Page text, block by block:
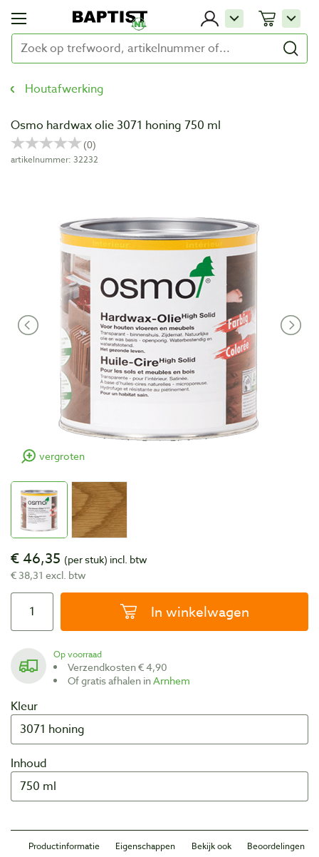
Houtafwerking
Osmo hardwax olie 3071 honing 750 ml
artikelnummer: 32232
vergroten
€ 46,35 (per stuk) incl. btw
€ 38,31 excl. btw
In winkelwagen
Op voorraad
Verzendkosten € 4,90
Of gratis afhalen inArnhem
Kleur
Inhoud
Productinformatie Eigenschappen Bekijk ook Beoordelingen